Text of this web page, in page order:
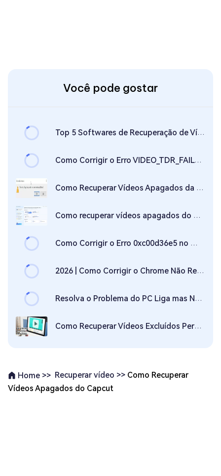
Você pode gostar
Top 5 Softwares de Recuperação de Vídeo em 2026 [Grátis]
Como Corrigir o Erro VIDEO_TDR_FAILURE no Windows 11/10?
Como Recuperar Vídeos Apagados da Lixeira? 4 Maneiras!
Como recuperar vídeos apagados do meu PC?
Como Corrigir o Erro 0xc00d36e5 no Windows ao Reproduzir Vídeos?
2026 | Como Corrigir o Chrome Não Reproduz Vídeo?
Resolva o Problema do PC Liga mas Não Dá Vídeo nem Teclado
Como Recuperar Vídeos Excluídos Permanentemente [Windows e Mac]
Home >> Recuperar vídeo >> Como Recuperar
Vídeos Apagados do Capcut